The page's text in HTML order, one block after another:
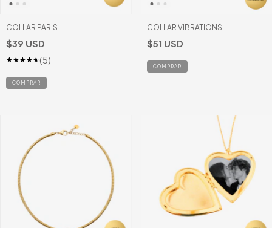
COLLAR PARIS
$39 USD
(5)
COLLAR VIBRATIONS
$51 USD